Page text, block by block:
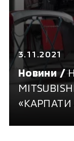
3.11.2021
Новини /